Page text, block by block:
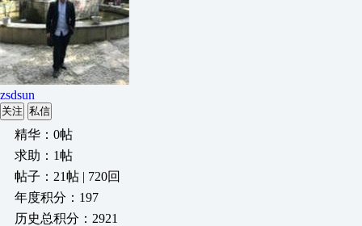
zsdsun
关注 私信
精华：0帖
求助：1帖
帖子：21帖 | 720回
年度积分：197
历史总积分：2921